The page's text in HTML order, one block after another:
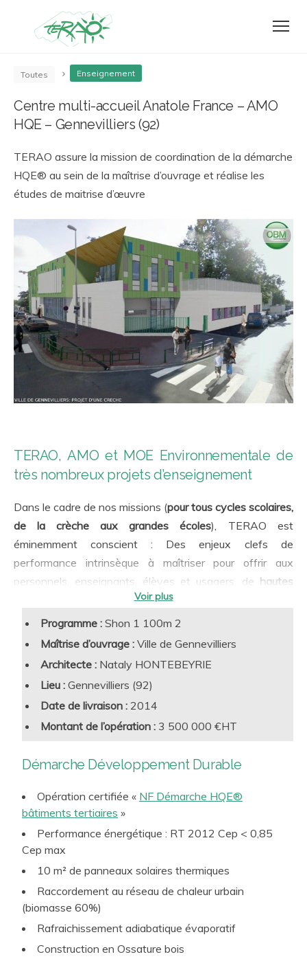
Toutes Enseignement
Centre multi-accueil Anatole France – AMO
HQE – Gennevilliers (92)
TERAO assure la mission de coordination de la démarche
HQE® au sein de la maîtrise d’ouvrage et réalise les
études de maitrise d’œuvre
TERAO, AMO et MOE Environnementale de
très nombreux projets d’enseignement
Dans le cadre de nos missions (pour tous cycles scolaires,
de la crèche aux grandes écoles), TERAO est
éminemment conscient : Des enjeux clefs de
performance intrinsèque à maîtriser pour offrir aux
personnels, enseignants, élèves et usagers, de hautes
Qualité de l’air intérieur (débits de renouvellement
hygrothermique, dont résilience aux futures canicules
estivales
Accessibilité, biophilie, connectivité et tous autres
facteurs de performance d’usage liés à l’attractivité et au
Lutte contre l’Effet d’Ilot de Chaleur Urbain par le
bâtiments
à intégrer :
Construction et rénovation bas carbone
Sobriété et efficacité énergétique, recours aux ENR
Smartbuilding et connectivité, vs frugalité et économie
de moyens
Conception rationnelle et raisonnée, choix robustes
pour une exploitation pérenne et optimisée
Démarche de suivi de la mise en exploitation
(Commissionnement, Contrat de Performance
Energétique…)
Programme : Shon 1 100m 2
Maîtrise d’ouvrage : Ville de Gennevilliers
Architecte : Nataly HONTEBEYRIE
Lieu : Gennevilliers (92)
Date de livraison : 2014
Montant de l’opération : 3 500 000 €HT
Démarche Développement Durable
Opération certifiée « NF Démarche HQE®
bâtiments tertiaires »
Performance énergétique : RT 2012 Cep < 0,85
Cep max
10 m² de panneaux solaires thermiques
Raccordement au réseau de chaleur urbain
(biomasse 60%)
Rafraichissement adiabatique évaporatif
Construction en Ossature bois